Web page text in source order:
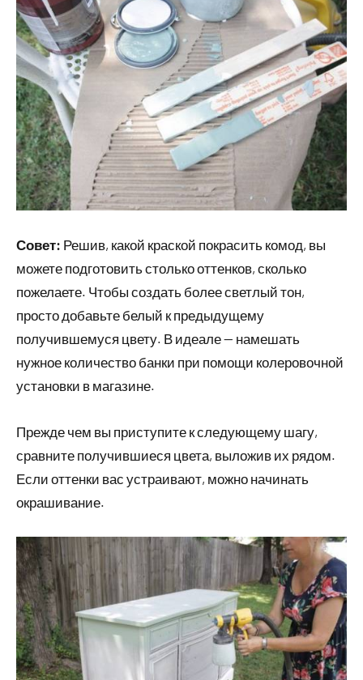
Совет: Решив, какой краской покрасить комод, вы
можете подготовить столько оттенков, сколько
пожелаете. Чтобы создать более светлый тон,
просто добавьте белый к предыдущему
получившемуся цвету. В идеале — намешать
нужное количество банки при помощи колеровочной
установки в магазине.
Прежде чем вы приступите к следующему шагу,
сравните получившиеся цвета, выложив их рядом.
Если оттенки вас устраивают, можно начинать
окрашивание.